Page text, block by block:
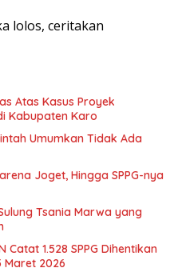
lolos, ceritakan
Atas Kasus Proyek
Kabupaten Karo
Umumkan Tidak Ada
Joget, Hingga SPPG-nya
Tsania Marwa yang
Catat 1.528 SPPG Dihentikan
Maret 2026